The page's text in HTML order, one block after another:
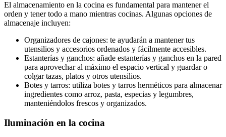
El almacenamiento en la cocina es fundamental para mantener el
orden y tener todo a mano mientras cocinas. Algunas opciones de
almacenaje incluyen:
Organizadores de cajones: te ayudarán a mantener tus
utensilios y accesorios ordenados y fácilmente accesibles.
Estanterías y ganchos: añade estanterías y ganchos en la pared
para aprovechar al máximo el espacio vertical y guardar o
colgar tazas, platos y otros utensilios.
Botes y tarros: utiliza botes y tarros herméticos para almacenar
ingredientes como arroz, pasta, especias y legumbres,
manteniéndolos frescos y organizados.
Iluminación en la cocina